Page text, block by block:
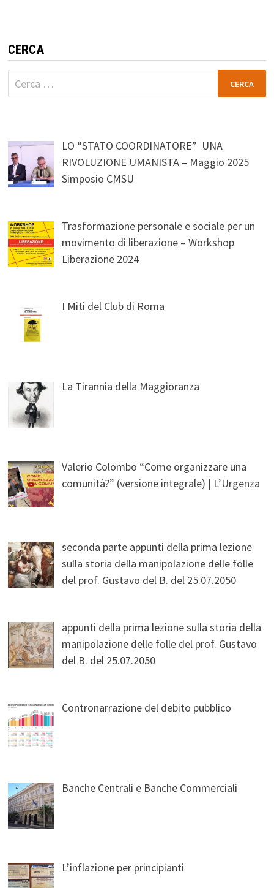
CERCA
Ricerca
per:
LO “STATO COORDINATORE” UNA
RIVOLUZIONE UMANISTA – Maggio 2025
Simposio CMSU
Trasformazione personale e sociale per un
movimento di liberazione – Workshop
Liberazione 2024
I Miti del Club di Roma
La Tirannia della Maggioranza
Valerio Colombo “Come organizzare una
comunità?” (versione integrale) | L’Urgenza
seconda parte appunti della prima lezione
sulla storia della manipolazione delle folle
del prof. Gustavo del B. del 25.07.2050
appunti della prima lezione sulla storia della
manipolazione delle folle del prof. Gustavo
del B. del 25.07.2050
Contronarrazione del debito pubblico
Banche Centrali e Banche Commerciali
L’inflazione per principianti